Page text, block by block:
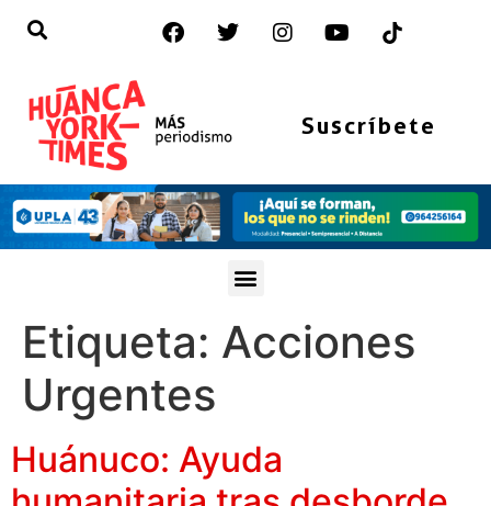
Suscríbete
Etiqueta: Acciones
Urgentes
Huánuco: Ayuda